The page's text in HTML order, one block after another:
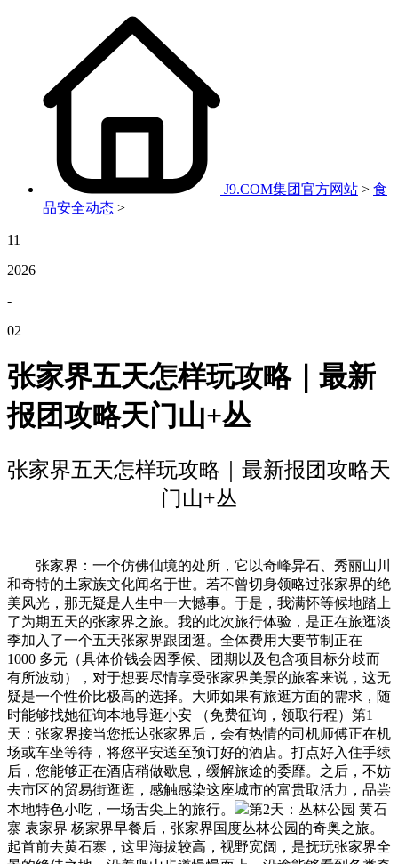
J9.COM集团官方网站 > 食
品安全动态 >
11
2026
-
02
张家界五天怎样玩攻略｜最新
报团攻略天门山+丛
张家界五天怎样玩攻略｜最新报团攻略天
门山+丛
张家界：一个仿佛仙境的处所，它以奇峰异石、秀丽山川
和奇特的土家族文化闻名于世。若不曾切身领略过张家界的绝
美风光，那无疑是人生中一大憾事。于是，我满怀等候地踏上
了为期五天的张家界之旅。我的此次旅行体验，是正在旅逛淡
季加入了一个五天张家界跟团逛。全体费用大要节制正在
1000 多元（具体价钱会因季候、团期以及包含项目标分歧而
有所波动），对于想要尽情享受张家界美景的旅客来说，这无
疑是一个性价比极高的选择。大师如果有旅逛方面的需求，随
时能够找她征询本地导逛小安 （免费征询，领取行程）第1
天：张家界接当您抵达张家界后，会有热情的司机师傅正在机
场或车坐等待，将您平安送至预订好的酒店。打点好入住手续
后，您能够正在酒店稍做歇息，缓解旅途的委靡。之后，不妨
去市区的贸易街逛逛，感触感染这座城市的富贵取活力，品尝
本地特色小吃，一场舌尖上的旅行。
第2天：丛林公园 黄石
寨 袁家界 杨家界早餐后，张家界国度丛林公园的奇奥之旅。
起首前去黄石寨，这里海拔较高，视野宽阔，是抚玩张家界全